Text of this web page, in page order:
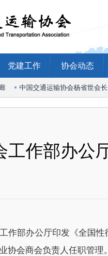
党建工作 协会动态
中国交通运输协会杨省世会长
工作部办公
部办公厅印发《全国性
协会商会负责人任职管理